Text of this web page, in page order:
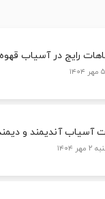
رایج در آسیاب
آسیاب آندیمند و
۱۴۰۴